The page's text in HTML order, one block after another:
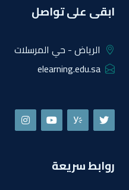
ابقى على تواصل
الرياض - حي المرسلات
elearning.edu.sa
روابط سريعة